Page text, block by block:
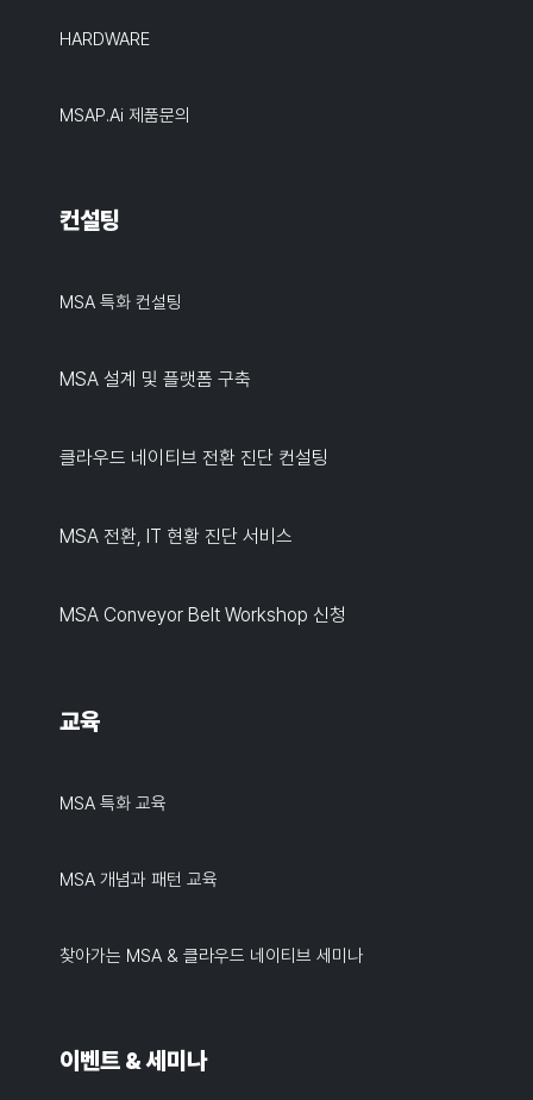
HARDWARE
MSAP.ai 제품문의
컨설팅
MSA 특화 컨설팅
MSA 설계 및 플랫폼 구축
클라우드 네이티브 전환 진단 컨설팅
MSA 전환, IT 현황 진단 서비스
MSA Conveyor Belt Workshop 신청
교육
MSA 특화 교육
MSA 개념과 패턴 교육
찾아가는 MSA & 클라우드 네이티브 세미나
이벤트 & 세미나